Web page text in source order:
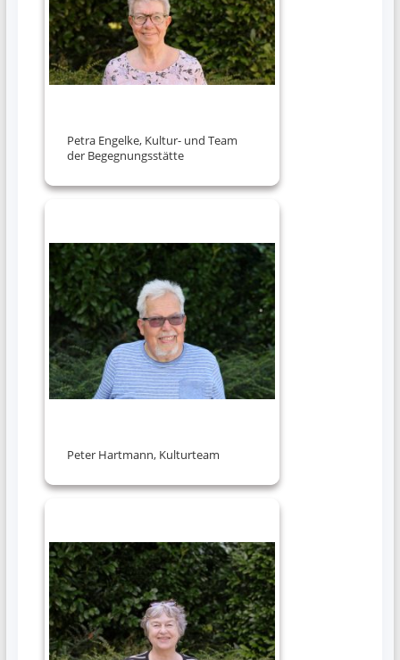
Petra Engelke, Kultur- und Team
der Begegnungsstätte
Peter Hartmann, Kulturteam